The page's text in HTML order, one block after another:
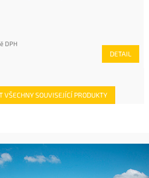
DPH
DETAIL
VŠECHNY SOUVISEJÍCÍ PRODUKTY